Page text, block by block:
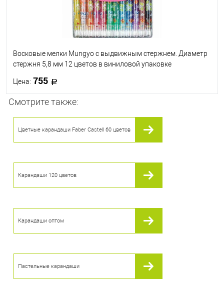
Восковые мелки Mungyo с выдвижным стержнем. Диаметр
стержня 5,8 мм 12 цветов в виниловой упаковке
Цена: 755
В наличии
Смотрите также:
Цветные карандаши Faber Castell 60 цветов
Карандаши 120 цветов
Карандаши оптом
Пастельные карандаши